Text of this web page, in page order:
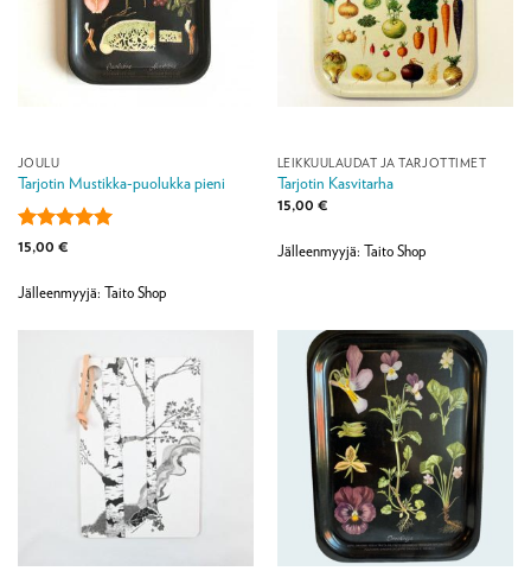
JOULU
Tarjotin Mustikka-puolukka pieni
Arvostelu
/ 5
15,00 €
Jälleenmyyjä: Taito Shop
LEIKKUULAUDAT JA TARJOTTIMET
Tarjotin Kasvitarha
15,00 €
Jälleenmyyjä: Taito Shop